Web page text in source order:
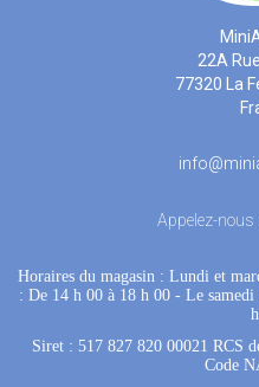
22A
77320 La
Appelez-nous :
Horaires du magasin : Lundi et
: De 14 h 00 à 18 h 00 - Le
Siret : 517 827 820 00021 RCS
Code